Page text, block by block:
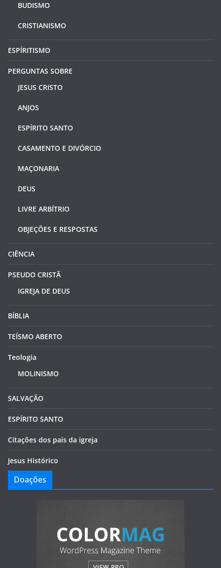
BUDISMO
CRISTIANISMO
ESPÍRITISMO
PERGUNTAS SOBRE
JESUS CRISTO
ANJOS
ESPÍRITO SANTO
CASAMENTO E DIVÓRCIO
MAÇONARIA
DEUS
LIVRE ARBÍTRIO
OBJEÇÕES E RESPOSTAS
CIÊNCIA
PSEUDO CRISTÃ
IGREJA DE DEUS
BÍBLIA
TEÍSMO ABERTO
Teologia
MOLINISMO
SALVAÇÃO
ESPÍRITO SANTO
Citações dos pais da igreja
Jesus Histórico
Doações